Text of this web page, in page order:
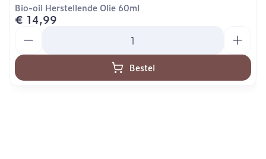
Bio-oil Herstellende Olie 60ml
€ 14,99
Bestel